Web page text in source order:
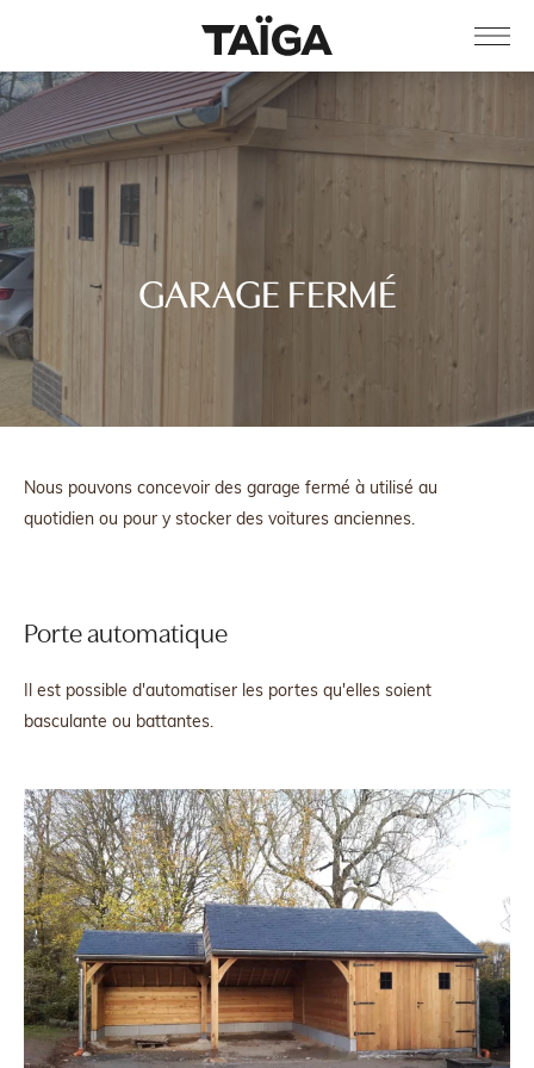
GARAGE FERMÉ
Nous pouvons concevoir des garage fermé à utilisé au
quotidien ou pour y stocker des voitures anciennes.
Porte automatique
Il est possible d'automatiser les portes qu'elles soient
basculante ou battantes.